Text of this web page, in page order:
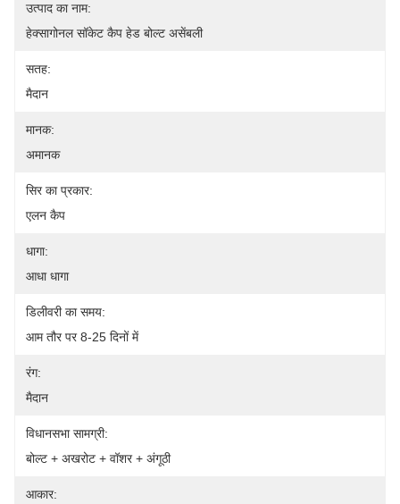
उत्पाद का नाम:
हेक्सागोनल सॉकेट कैप हेड बोल्ट असेंबली
सतह:
मैदान
मानक:
अमानक
सिर का प्रकार:
एलन कैप
धागा:
आधा धागा
डिलीवरी का समय:
आम तौर पर 8-25 दिनों में
रंग:
मैदान
विधानसभा सामग्री:
बोल्ट + अखरोट + वॉशर + अंगूठी
आकार: